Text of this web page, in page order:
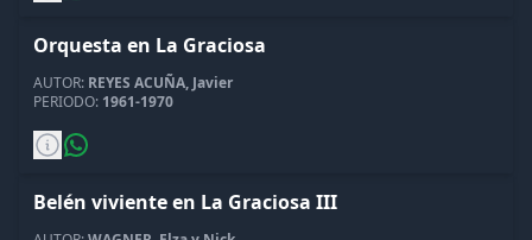
Orquesta en La Graciosa
AUTOR: REYES ACUÑA, Javier
PERIODO: 1961-1970
Belén viviente en La Graciosa III